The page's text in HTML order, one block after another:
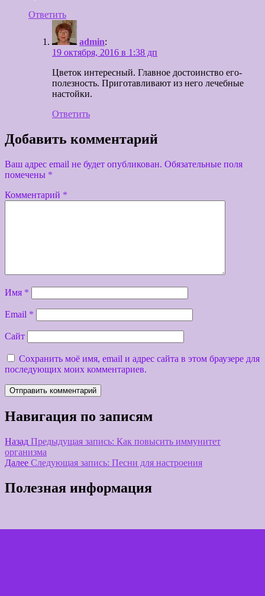
Ответить
admin:
19 октября, 2016 в 1:38 дп
Цветок интересный. Главное достоинство его-
полезность. Приготавливают из него лечебные
настойки.
Ответить
Добавить комментарий
Ваш адрес email не будет опубликован. Обязательные поля
помечены *
Комментарий *
Имя *
Email *
Сайт
Сохранить моё имя, email и адрес сайта в этом браузере для
последующих моих комментариев.
Навигация по записям
Назад Предыдущая запись: Как повысить иммунитет
организма
Далее Следующая запись: Песни для настроения
Полезная информация